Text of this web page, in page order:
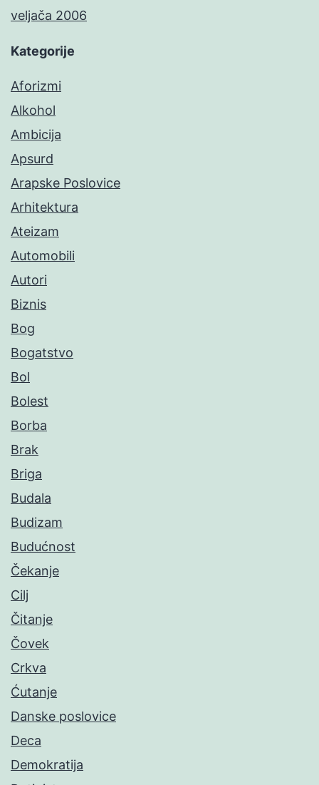
veljača 2006
Kategorije
Aforizmi
Alkohol
Ambicija
Apsurd
Arapske Poslovice
Arhitektura
Ateizam
Automobili
Autori
Biznis
Bog
Bogatstvo
Bol
Bolest
Borba
Brak
Briga
Budala
Budizam
Budućnost
Čekanje
Cilj
Čitanje
Čovek
Crkva
Ćutanje
Danske poslovice
Deca
Demokratija